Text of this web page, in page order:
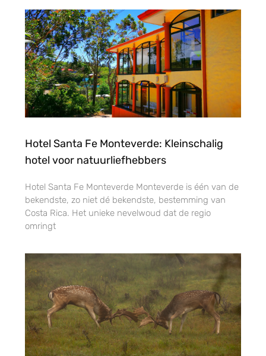
Hotel Santa Fe Monteverde: Kleinschalig
hotel voor natuurliefhebbers
Hotel Santa Fe Monteverde Monteverde is één van de
bekendste, zo niet dé bekendste, bestemming van
Costa Rica. Het unieke nevelwoud dat de regio
omringt